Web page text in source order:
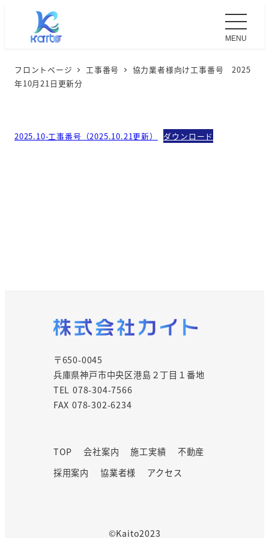
MENU
フロントページ 工事番号
協力業者様向け工事番号 2025
年10月21日更新分
2025.10-工事番号（2025.10.21更新） ダウンロード
〒650-0045
兵庫県神戸市中央区港島２丁目１番地
TEL 078-304-7566
FAX 078-302-6234
TOP 会社案内 施工実績
不動産
採用案内
協業者様 アクセス
©Kaito2023